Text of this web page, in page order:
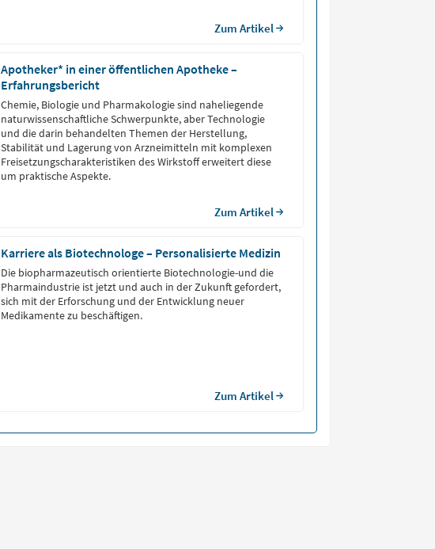
Zum Artikel
Apotheker* in einer öffentlichen Apotheke –
Erfahrungsbericht
Chemie, Biologie und Pharmakologie sind naheliegende
naturwissenschaftliche Schwerpunkte, aber Technologie
und die darin behandelten Themen der Herstellung,
Stabilität und Lagerung von Arzneimitteln mit komplexen
Freisetzungscharakteristiken des Wirkstoff erweitert diese
um praktische Aspekte.
Zum Artikel
Karriere als Biotechnologe – Personalisierte Medizin
Die biopharmazeutisch orientierte Biotechnologie-und die
Pharmaindustrie ist jetzt und auch in der Zukunft gefordert,
sich mit der Erforschung und der Entwicklung neuer
Medikamente zu beschäftigen.
Zum Artikel